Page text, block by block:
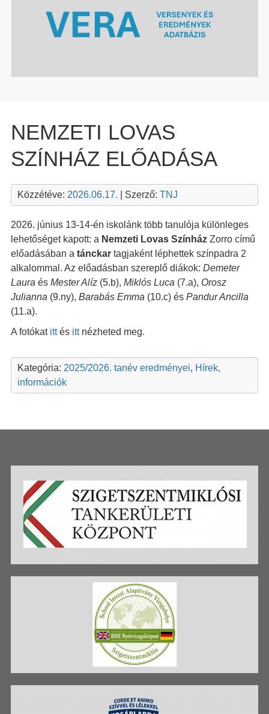
NEMZETI LOVAS
SZÍNHÁZ ELŐADÁSA
Közzétéve: 2026.06.17. | Szerző: TNJ
2026. június 13-14-én iskolánk több tanulója különleges
lehetőséget kapott: a Nemzeti Lovas SzínházZorro című
előadásában a tánckartagjaként léphettek színpadra 2
alkalommal. Az előadásban szereplő diákok: Demeter
Laura és Mester Alíz(5.b), Miklós Luca (7.a), Orosz
Julianna (9.ny), Barabás Emma (10.c) és Pandur Ancilla
(11.a).
A fotókat ittés ittnézheted meg.
Kategória: 2025/2026. tanév eredményei, Hírek,
információk